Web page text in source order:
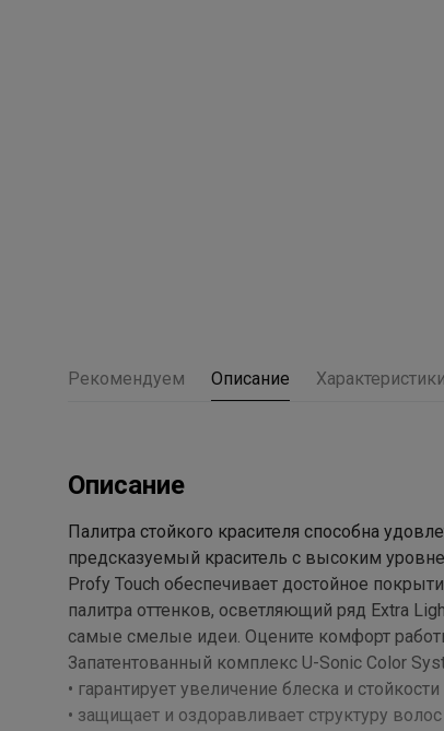
Рекомендуем Описание Характеристики
Описание
Палитра стойкого красителя способна
предсказуемый краситель с высоким
Profy Touch обеспечивает достойное
палитра оттенков, осветляющий ряд Extra
самые смелые идеи. Оцените комфорт
Запатентованный комплекс U-Sonic Color
• гарантирует увеличение блеска и
• защищает и оздоравливает структуру волос